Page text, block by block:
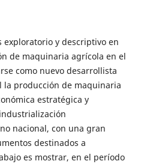
y descriptivo en
de maquinaria agrícola en el
como nuevo desarrollista
la producción de maquinaria
estratégica y
nacional, con una gran
destinados a
es mostrar, en el período